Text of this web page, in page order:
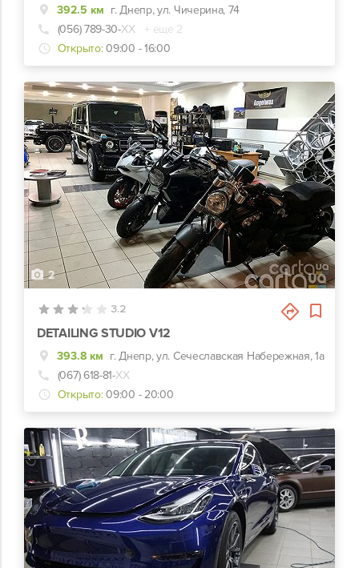
392.5 км г. Днепр, ул. Чичерина, 74
(056) 789-30-ХХ
+ еще 2
Открыто: 09:00 - 16:00
2
3.2
DETAILING STUDIO V12
393.8 км г. Днепр, ул. Сечеславская Набережная, 1а
(067) 618-81-ХХ
Открыто: 09:00 - 20:00